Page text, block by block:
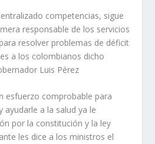
competencias, sigue
responsable de los servicios
resolver problemas de déficit
a los colombianos dicho
Luis Pérez
esfuerzo comprobable para
a la salud ya le
por la constitución y la ley
les dice a los ministros el